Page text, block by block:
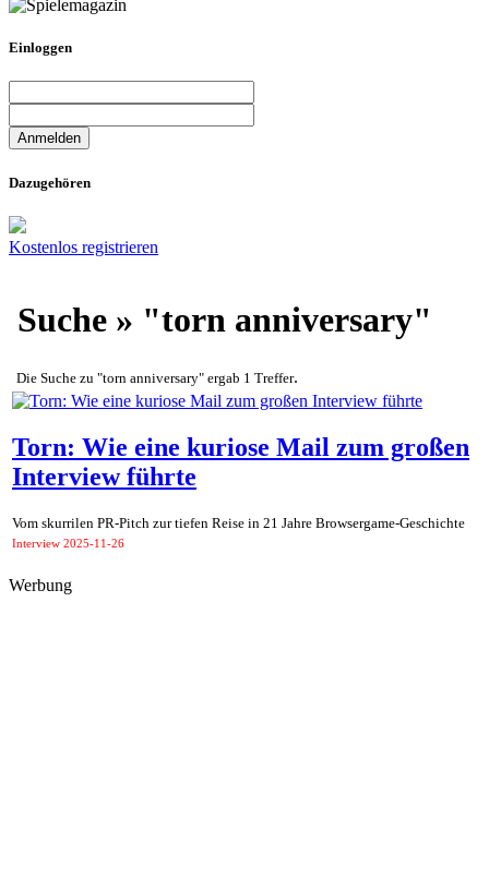
Einloggen
Dazugehören
Kostenlos registrieren
Suche » "torn anniversary"
Die Suche zu "torn anniversary" ergab 1 Treffer.
Torn: Wie eine kuriose Mail zum großen
Interview führte
Vom skurrilen PR-Pitch zur tiefen Reise in 21 Jahre Browsergame-Geschichte
Interview 2025-11-26
Werbung